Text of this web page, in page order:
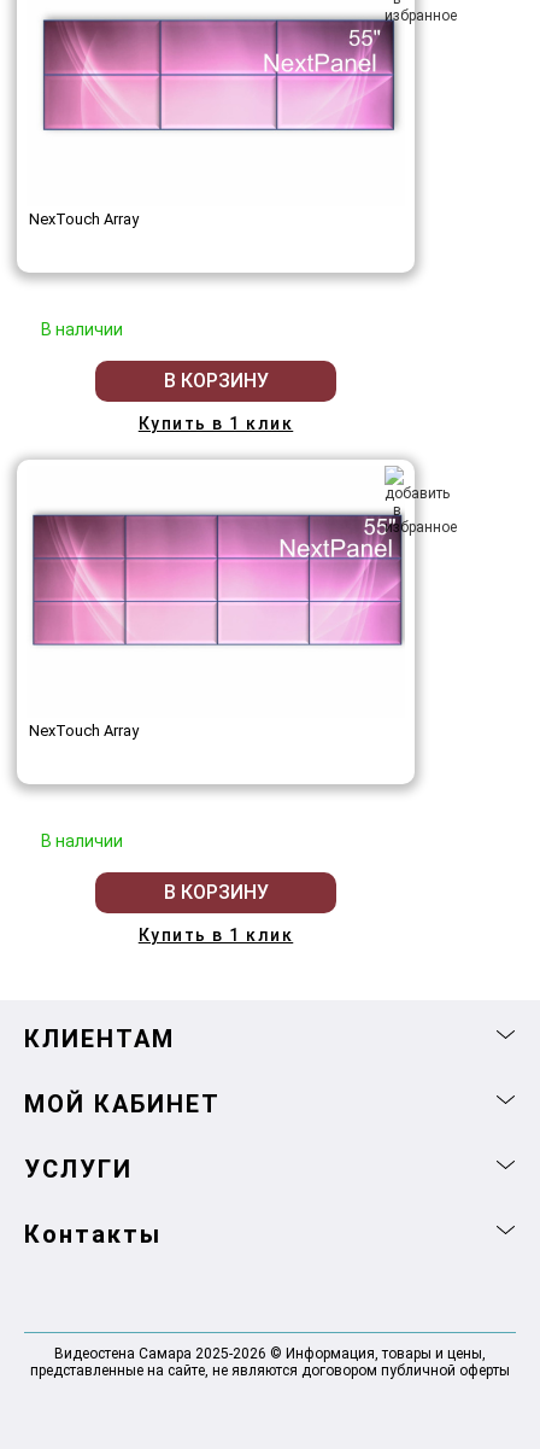
NexTouch Array
В наличии
В КОРЗИНУ
Купить в 1 клик
NexTouch Array
В наличии
В КОРЗИНУ
Купить в 1 клик
КЛИЕНТАМ
МОЙ КАБИНЕТ
УСЛУГИ
Контакты
Видеостена Самара 2025-2026 © Информация, товары и цены,
представленные на сайте, не являются договором публичной оферты